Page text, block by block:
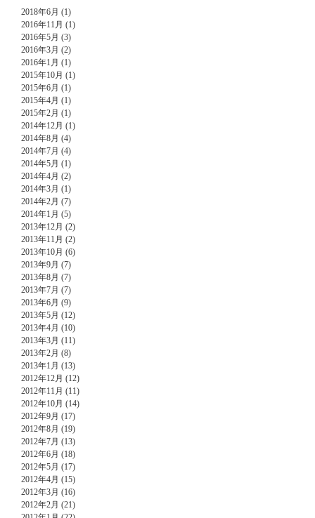
2018年6月 (1)
2016年11月 (1)
2016年5月 (3)
2016年3月 (2)
2016年1月 (1)
2015年10月 (1)
2015年6月 (1)
2015年4月 (1)
2015年2月 (1)
2014年12月 (1)
2014年8月 (4)
2014年7月 (4)
2014年5月 (1)
2014年4月 (2)
2014年3月 (1)
2014年2月 (7)
2014年1月 (5)
2013年12月 (2)
2013年11月 (2)
2013年10月 (6)
2013年9月 (7)
2013年8月 (7)
2013年7月 (7)
2013年6月 (9)
2013年5月 (12)
2013年4月 (10)
2013年3月 (11)
2013年2月 (8)
2013年1月 (13)
2012年12月 (12)
2012年11月 (11)
2012年10月 (14)
2012年9月 (17)
2012年8月 (19)
2012年7月 (13)
2012年6月 (18)
2012年5月 (17)
2012年4月 (15)
2012年3月 (16)
2012年2月 (21)